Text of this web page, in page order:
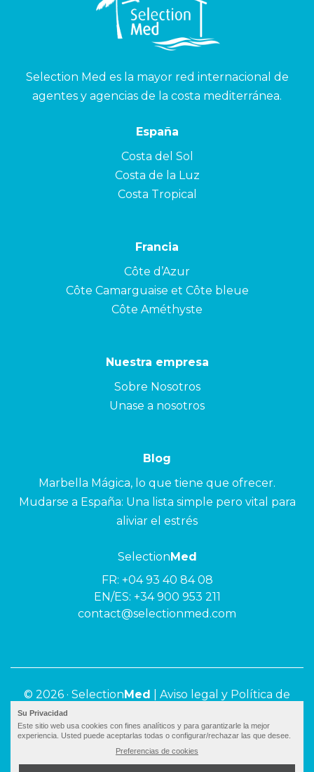
Selection Med es la mayor red internacional de
agentes y agencias de la costa mediterránea.
España
Costa del Sol
Costa de la Luz
Costa Tropical
Francia
Côte d’Azur
Côte Camarguaise et Côte bleue
Côte Améthyste
Nuestra empresa
Sobre Nosotros
Unase a nosotros
Blog
Marbella Mágica, lo que tiene que ofrecer.
Mudarse a España: Una lista simple pero vital para
aliviar el estrés
SelectionMed
FR: +04 93 40 84 08
EN/ES: +34 900 953 211
contact@selectionmed.com
© 2026 · SelectionMed
Aviso legal y Política de
Su Privacidad
Este sitio web usa cookies con fines analíticos y para garantizarle la mejor
experiencia. Usted puede aceptarlas todas o configurar/rechazar las que desee.
Preferencias de cookies